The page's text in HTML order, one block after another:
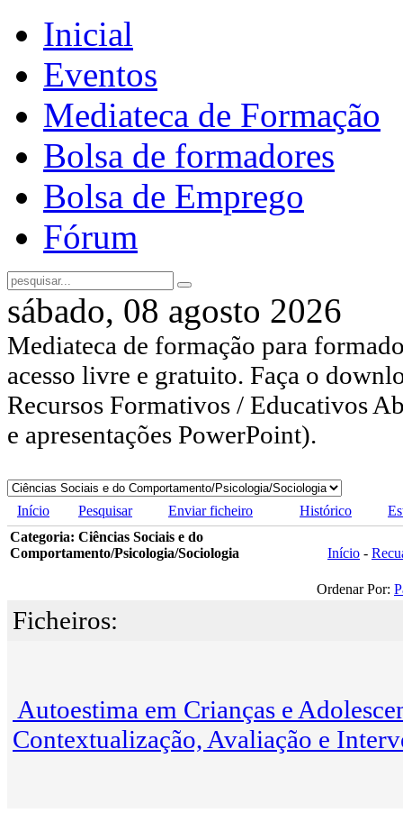
Inicial
Eventos
Mediateca de Formação
Bolsa de formadores
Bolsa de Emprego
Fórum
sábado, 08 agosto 2026
Mediateca de formação para
acesso livre e gratuito. Faça o
Recursos Formativos / Educativos
e apresentações PowerPoint).
Início Pesquisar Enviar ficheiro Histórico
Categoria: Ciências Sociais e do
Comportamento/Psicologia/Sociologia
Início -
Ordenar Por:
Ficheiros:
Autoestima em Crianças e
Contextualização, Avaliação e